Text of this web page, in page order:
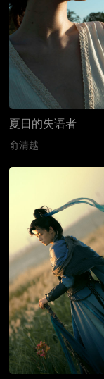
夏日的失语者
俞清越